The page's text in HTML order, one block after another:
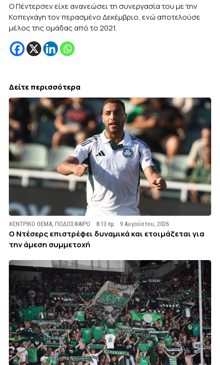
Ο Πέντερσεν είχε ανανεώσει τη συνεργασία του με την
Κοπεγχάγη τον περασμένο Δεκέμβριο, ενώ αποτελούσε
μέλος της ομάδας από το 2021.
Δείτε περισσότερα
ΚΕΝΤΡΙΚΟ ΘΕΜΑ ,ΠΟΔΟΣΦΑΙΡΟ 8:13 πμ 9 Αυγούστου, 2026
Ο Ντέσερς επιστρέφει δυναμικά και ετοιμάζεται για
την άμεση συμμετοχή